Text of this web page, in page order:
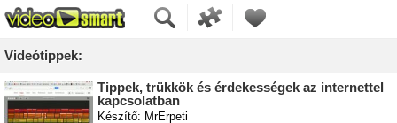
Videótippek:
Tippek, trükkök és érdekességek az internettel
kapcsolatban
Készítő: MrErpeti